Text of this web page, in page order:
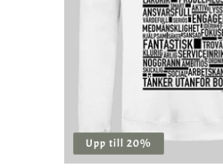
Upp till 20%